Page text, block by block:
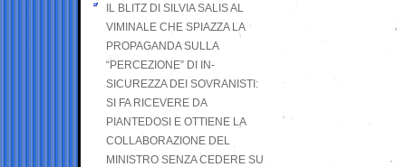
IL BLITZ DI SILVIA SALIS AL
VIMINALE CHE SPIAZZA LA
PROPAGANDA SULLA
“PERCEZIONE” DI IN-
SICUREZZA DEI SOVRANISTI:
SI FA RICEVERE DA
PIANTEDOSI E OTTIENE LA
COLLABORAZIONE DEL
MINISTRO SENZA CEDERE SU